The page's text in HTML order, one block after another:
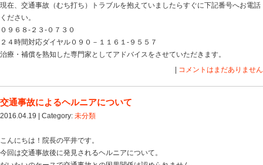
全く問題のないことなんですが、ここでトラブルが発生
それは保険会社が整骨院での治療を拒否するから。
通常、患者様は転院したり医療機関を変える場合は保険
す。
②「病院が整骨院での治療を認めることを書面で証明し
このような内容で拒否をしてきます。